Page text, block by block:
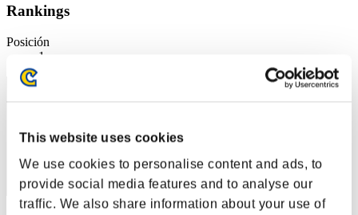
This website uses cookies
We use cookies to personalise content and ads, to
provide social media features and to analyse our
traffic. We also share information about your use of
Rankings
Posición
1